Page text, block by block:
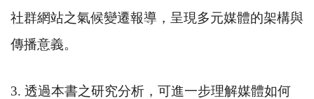
社群網站之氣候變遷報導，呈現多元媒體的架構與
傳播意義。
3. 透過本書之研究分析，可進一步理解媒體如何